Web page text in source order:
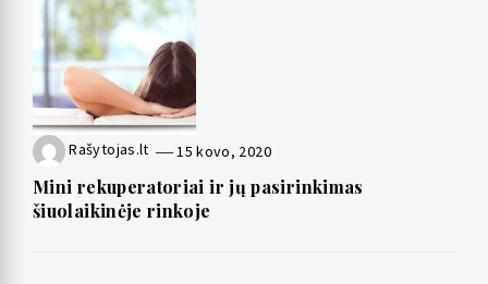
Rašytojas.lt 15 kovo, 2020
Mini rekuperatoriai ir jų pasirinkimas
šiuolaikinėje rinkoje